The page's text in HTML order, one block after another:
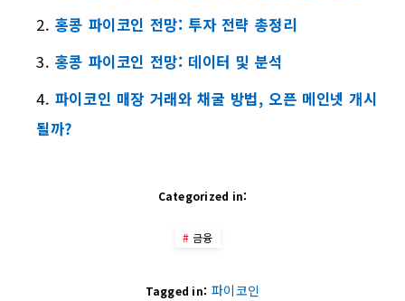
홍콩 파이코인 전망: 투자 전략 총정리
홍콩 파이코인 전망: 데이터 및 분석
파이코인 매장 거래와 채굴 방법, 오픈 메인넷 개시
될까?
Categorized in:
금융
Tagged in: 파이코인